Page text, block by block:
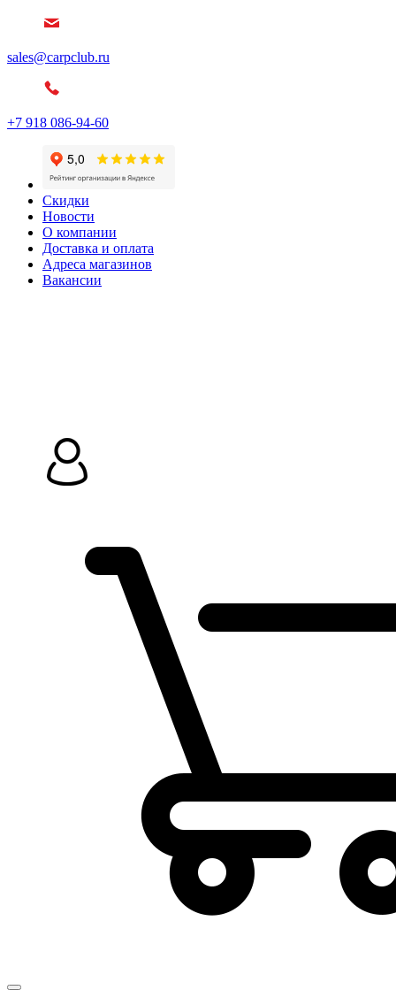
sales@carpclub.ru
+7 918 086-94-60
Скидки
Новости
О компании
Доставка и оплата
Адреса магазинов
Вакансии